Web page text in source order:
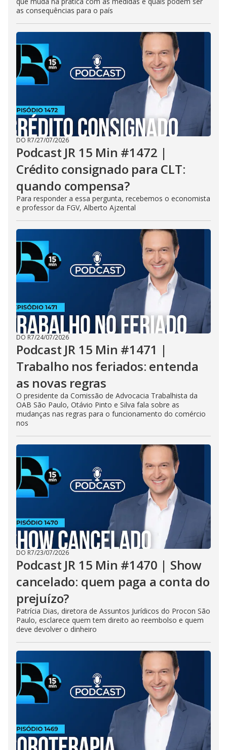
as consequências para o país
DO R7/27/07/2026
Podcast JR 15 Min #1472 |
Crédito consignado para CLT:
quando compensa?
Para responder a essa pergunta, recebemos o economista
e professor da FGV, Alberto Ajzental
DO R7/24/07/2026
Podcast JR 15 Min #1471 |
Trabalho nos feriados: entenda
as novas regras
O presidente da Comissão de Advocacia Trabalhista da
OAB São Paulo, Otávio Pinto e Silva fala sobre as
mudanças nas regras para o funcionamento do comércio
nos
DO R7/23/07/2026
Podcast JR 15 Min #1470 | Show
cancelado: quem paga a conta do
prejuízo?
Patrícia Dias, diretora de Assuntos Jurídicos do Procon São
Paulo, esclarece quem tem direito ao reembolso e quem
deve devolver o dinheiro